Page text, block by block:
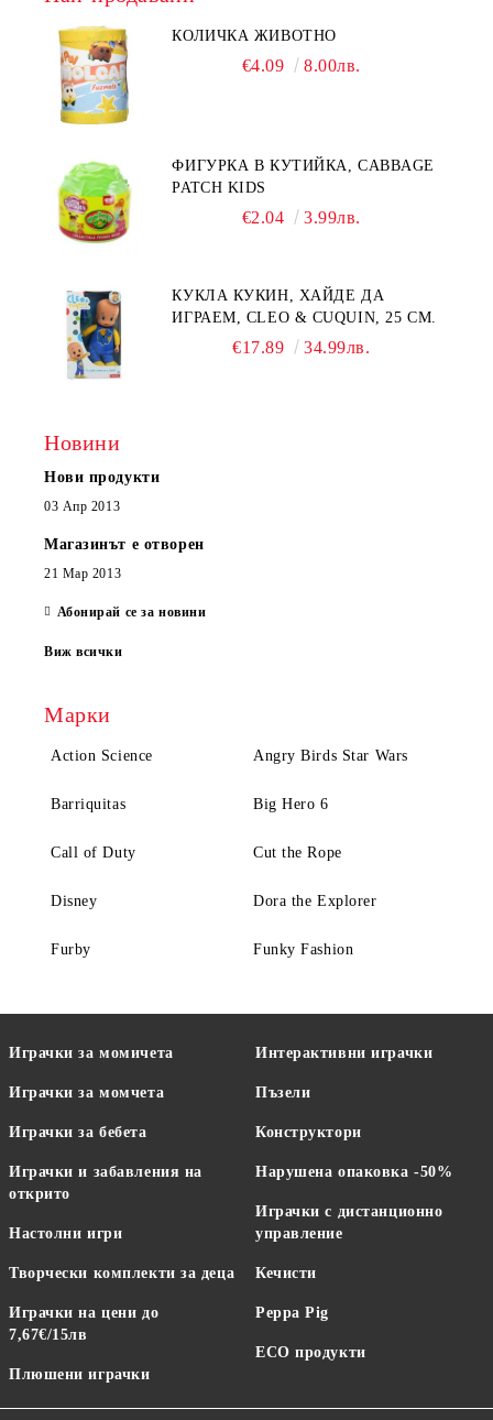
КОЛИЧКА ЖИВОТНО
€4.09 8.00лв.
ФИГУРКА В КУТИЙКА, CABBAGE
PATCH KIDS
€2.04 3.99лв.
КУКЛА КУКИН, ХАЙДЕ ДА
ИГРАЕМ, CLEO & CUQUIN, 25 СМ.
€17.89 34.99лв.
Новини
Нови продукти
03 Апр 2013
Магазинът е отворен
21 Мар 2013
Абонирай се за новини
Виж всички
Марки
Action Science Angry Birds Star Wars
Barriquitas Big Hero 6
Call of Duty Cut the Rope
Disney Dora the Explorer
Furby Funky Fashion
Играчки за момичета
Играчки за момчета
Играчки за бебета
Играчки и забавления на
открито
Настолни игри
Творчески комплекти за деца
Играчки на цени до
7,67€/15лв
Плюшени играчки
Интерактивни играчки
Пъзели
Конструктори
Нарушена опаковка -50%
Играчки с дистанционно
управление
Кечисти
Peppa Pig
ECO продукти